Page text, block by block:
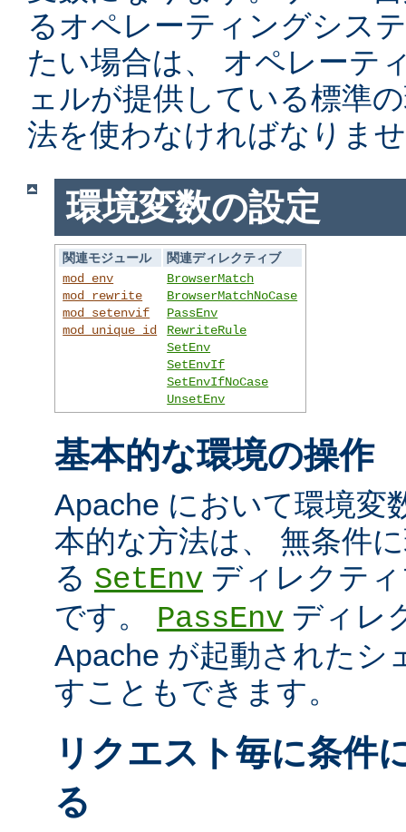
るオペレーティングシス
たい場合は、 オペレーテ
ェルが提供している標準
法を使わなければなりま
環境変数の設定
関連モジュール
関連ディレクティブ
mod_env
mod_rewrite
mod_setenvif
mod_unique_id
BrowserMatch
BrowserMatchNoCase
PassEnv
RewriteRule
SetEnv
SetEnvIf
SetEnvIfNoCase
UnsetEnv
基本的な環境の操作
Apache において環境変
本的な方法は、 無条件
る SetEnv ディレクテ
です。 PassEnv ディレ
Apache が起動されたシ
すこともできます。
リクエスト毎に条件
る